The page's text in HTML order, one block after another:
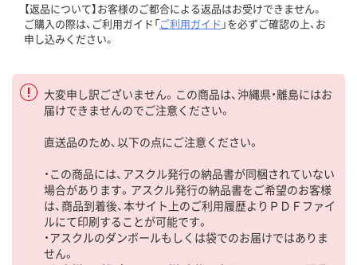
【返品について】お客様のご都合による返品はお受けできません。
ご購入の際は、ご利用ガイド「ご利用ガイド 」を必ずご確認の上、お
申し込みください。
大変申し訳ございません。この商品は、沖縄県・離島にはお
届けできませんのでご注意ください。
直送品のため、以下の点にご注意ください。
・この商品には、アスクル発行の納品書が同梱されていない
場合があります。アスクル発行の納品書をご希望のお客様
は、商品到着後、本サイト上のご利用履歴よりＰＤＦファイ
ルにて印刷することが可能です。
・アスクルのダンボールもしくは袋でのお届けではありま
せん。